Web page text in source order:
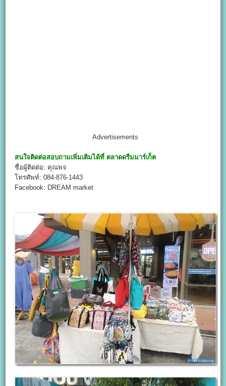
Advertisements
สนใจติดต่อสอบถามเพิ่มเติมได้ที่ ตลาดดรีมมาร์เก็ต
ชื่อผู้ติดต่อ: คุณพจ
โทรศัพท์: 084-876-1443
Facebook: DREAM market